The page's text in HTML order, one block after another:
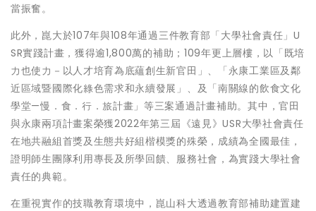
當振奮。
此外，崑大於107年與108年通過三件教育部「大學社會責任」U
SR實踐計畫，獲得逾1,800萬的補助；109年更上層樓，以「既培
力也使力－以人才培育為底蘊創生新官田」、「永康工業區及鄰
近區域暨國際化綠色需求和永續發展」、及「南關線的飲食文化
學堂—慢．食．行．旅計畫」等三案通過計畫補助。其中，官田
與永康兩項計畫案榮獲2022年第三屆《遠見》USR大學社會責任
在地共融組首獎及生態共好組楷模獎的殊榮，成績為全國最佳，
證明師生團隊利用專長及所學回饋、服務社會，為實踐大學社會
責任的典範。
在重視實作的技職教育環境中，崑山科大透過教育部補助建置建